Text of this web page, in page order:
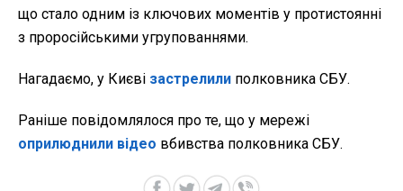
що стало одним із ключових моментів у протистоянні
з проросійськими угрупованнями.
Нагадаємо, у Києві застрелили полковника СБУ.
Раніше повідомлялося про те, що у мережі
оприлюднили відео вбивства полковника СБУ.